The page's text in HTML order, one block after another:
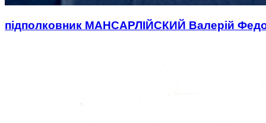
підполковник МАНСАРЛІЙСКИЙ Валерій